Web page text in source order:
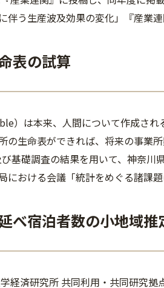
伴う生産波及効果の変化」『産業連
表の試算
）は本来、人間について作成さ
の生命表ができれば、将来の事業
基礎調査の結果を用いて、神奈
における会議「統計をめぐる諸課
べ宿泊者数の小地域推
経済研究所 共同利用・共同研究